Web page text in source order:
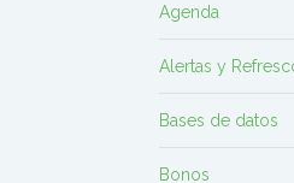
Agenda
Alertas y
Bases de datos
Bonos